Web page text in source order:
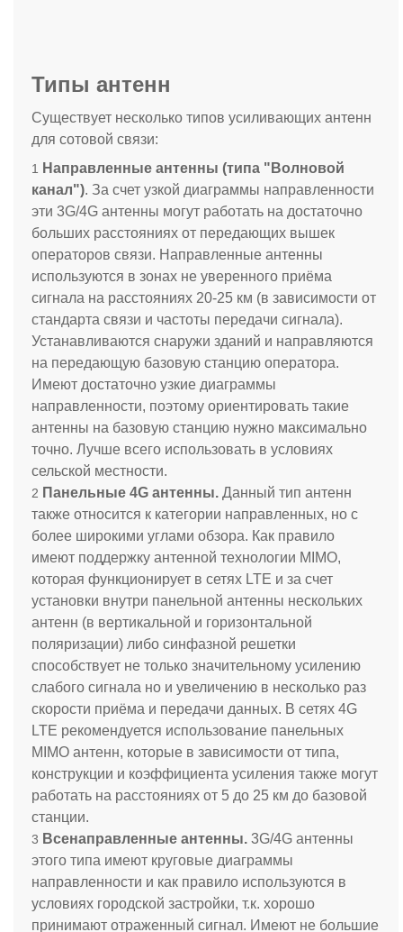
Типы антенн
Существует несколько типов усиливающих антенн
для сотовой связи:
Направленные антенны (типа "Волновой
канал"). За счет узкой диаграммы направленности
эти 3G/4G антенны могут работать на достаточно
больших расстояниях от передающих вышек
операторов связи. Направленные антенны
используются в зонах не уверенного приёма
сигнала на расстояниях 20-25 км (в зависимости от
стандарта связи и частоты передачи сигнала).
Устанавливаются снаружи зданий и направляются
на передающую базовую станцию оператора.
Имеют достаточно узкие диаграммы
направленности, поэтому ориентировать такие
антенны на базовую станцию нужно максимально
точно. Лучше всего использовать в условиях
сельской местности.
Панельные 4G антенны. Данный тип антенн
также относится к категории направленных, но с
более широкими углами обзора. Как правило
имеют поддержку антенной технологии MIMO,
которая функционирует в сетях LTE и за счет
установки внутри панельной антенны нескольких
антенн (в вертикальной и горизонтальной
поляризации) либо синфазной решетки
способствует не только значительному усилению
слабого сигнала но и увеличению в несколько раз
скорости приёма и передачи данных. В сетях 4G
LTE рекомендуется использование панельных
MIMO антенн, которые в зависимости от типа,
конструкции и коэффициента усиления также могут
работать на расстояниях от 5 до 25 км до базовой
станции.
Всенаправленные антенны. 3G/4G антенны
этого типа имеют круговые диаграммы
направленности и как правило используются в
условиях городской застройки, т.к. хорошо
принимают отраженный сигнал. Имеют не большие